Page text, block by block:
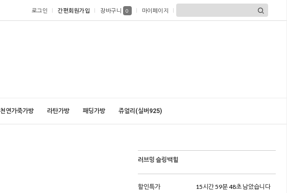
로그인 간편회원가입 장바구니 0 마이페이지
천연가죽가방 라탄가방 패딩가방 쥬얼리(실버925)
러브밍 슬링백힐
할인특가
15시간 59분 47초 남았습니다